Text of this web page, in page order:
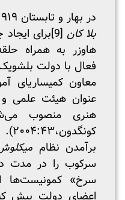
در بهار و تابستان ۱۹۱۹ و در دوران کوتاه تلاشهای
بلا کان [9] برای
هاوزر به همراه
فعال با دولت
معاون کمیساریای
عنوان هیئت علمی
برآمدن نظام
سرکوب را در مدت
سرخ» کمونیست‌ها
اعضای دولت پیش